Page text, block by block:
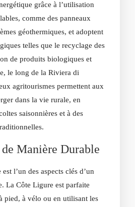
grâce à l’utilisation
comme des panneaux
géothermiques, et adoptent
telles que le recyclage des
de produits biologiques et
le long de la Riviera di
agritourismes permettent aux
dans la vie rurale, en
saisonnières et à des
Manière Durable
l’un des aspects clés d’un
La Côte Ligure est parfaite
pied, à vélo ou en utilisant les